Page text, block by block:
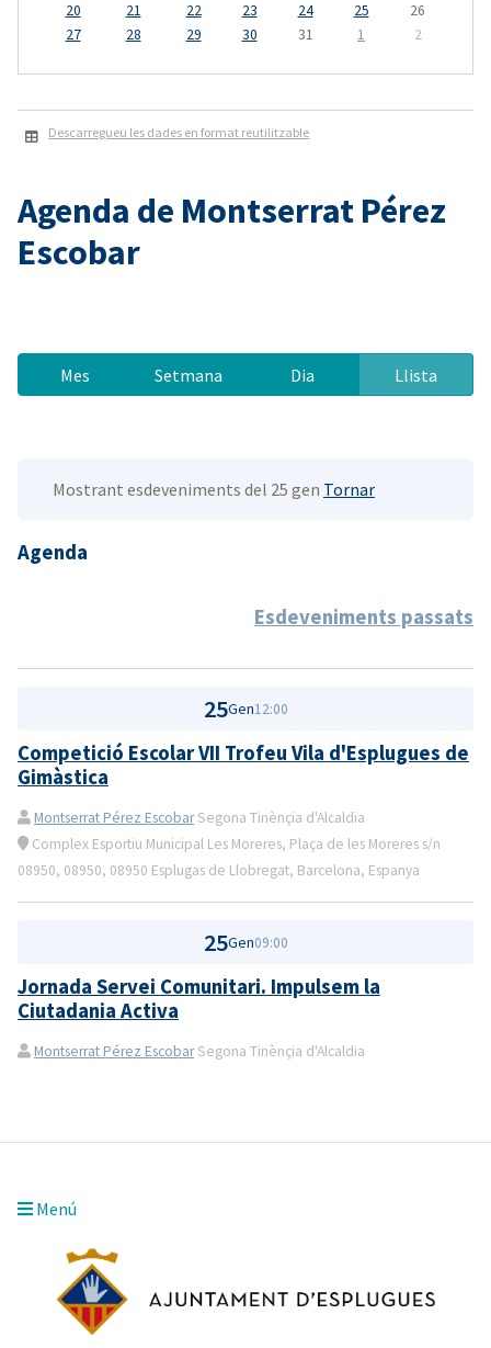
20
21 22 23 24 25
26
27
28 29 30 31 1 2
Descarregueu les dades en format reutilitzable
Agenda de Montserrat Pérez
Escobar
Mes Setmana Dia Llista
Mostrant esdeveniments del 25 gen Tornar
Agenda
Esdeveniments passats
25Gen12:00
Competició Escolar VII Trofeu Vila d'Esplugues de
Gimàstica
Montserrat Pérez EscobarSegona Tinènçia d'Alcaldia
Complex Esportiu Municipal Les Moreres, Plaça de les Moreres s/n
08950, 08950, 08950 Esplugas de Llobregat, Barcelona, Espanya
25Gen09:00
Jornada Servei Comunitari. Impulsem la
Ciutadania Activa
Montserrat Pérez EscobarSegona Tinènçia d'Alcaldia
Menú